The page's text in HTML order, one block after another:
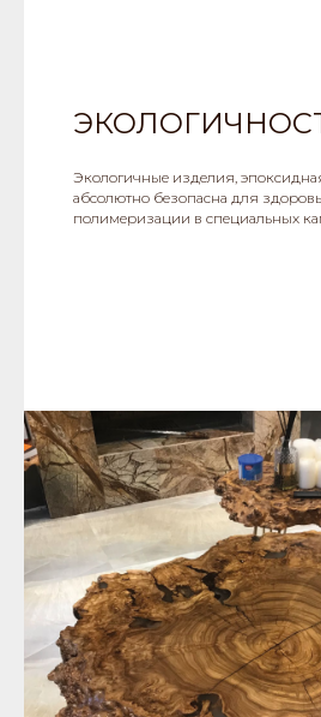
Экологичные изделия,
абсолютно безопасна для
полимеризации в специальных